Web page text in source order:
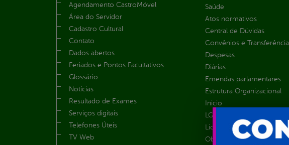
Agendamento CastroMóvel
Área do Servidor
Cadastro Cultural
Contato
Dados abertos
Feriados e Pontos Facultativos
Glossário
Notícias
Resultado de Exames
Serviços digitais
Telefones Úteis
TV Web
Saúde
Atos normativos
Central de Dúvidas
Convênios e
Despesas
Diárias
Emendas parlamentares
Estrutura Organizacional
Inicio
LGPD e Governo Digital
Licitações e Contratos
Obras Públicas